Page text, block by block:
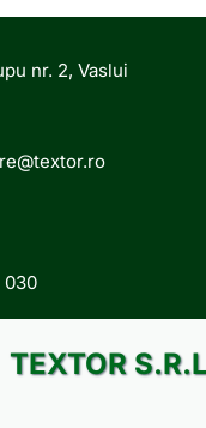
nr. 2, Vaslui
030
TEXTOR